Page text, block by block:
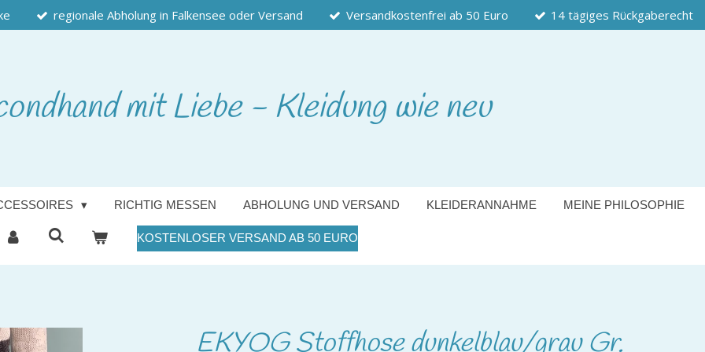
regionale Abholung in Falkensee oder Versand Versandkostenfrei ab 50 Euro 14 tägiges Rückgaberecht
mit Liebe - Kleidung wie neu
RICHTIG MESSEN ABHOLUNG UND VERSAND KLEIDERANNAHME MEINE PHILOSOPHIE
KOSTENLOSER VERSAND AB 50 EURO
EKYOG Stoffhose dunkelblau/grau Gr.